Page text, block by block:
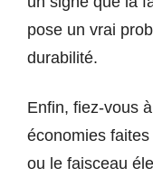
pose un vrai
durabilité.
Enfin, fiez-vous
économies
ou le faisceau